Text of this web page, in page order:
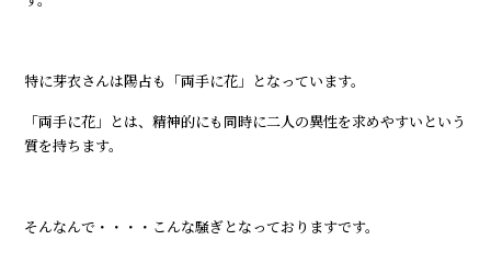
特に芽衣さんは陽占も「両手に花」となっています。
「両手に花」とは、精神的にも同時に二人の異性を求めやすいという
質を持ちます。
そんなんで・・・・こんな騒ぎとなっておりますです。